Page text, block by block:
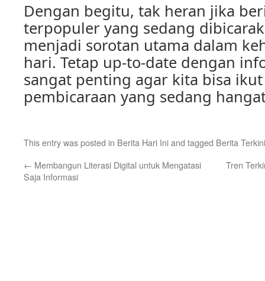
Dengan begitu, tak heran jika
terpopuler yang sedang
menjadi sorotan utama dalam
hari. Tetap up-to-date dengan
sangat penting agar kita bisa
pembicaraan yang sedang
This entry was posted in Berita Hari Iniand tagged Berita Terkini
← Membangun Literasi Digital untuk Mengatasi
Saja Informasi
Tren